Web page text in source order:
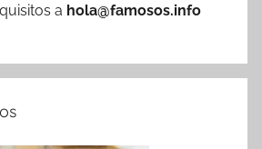
a hola@famosos.info